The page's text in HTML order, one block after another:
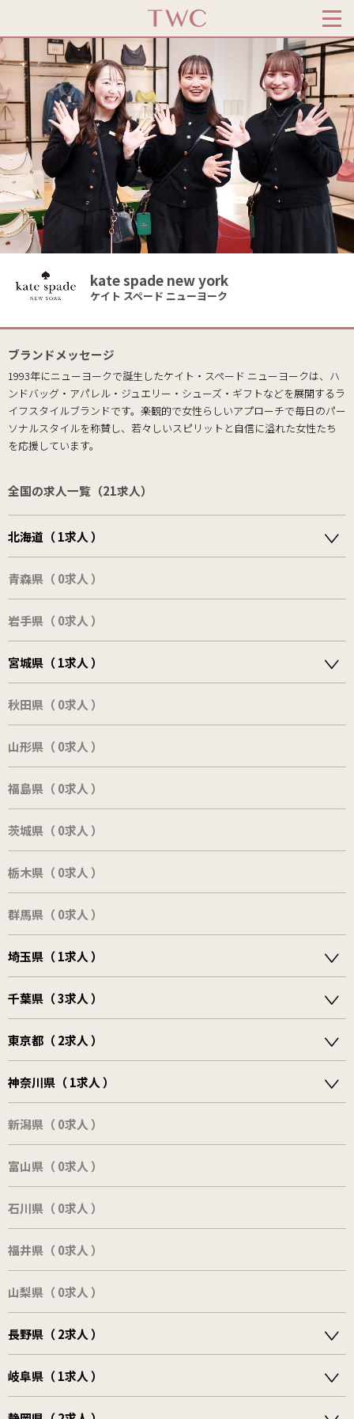
kate spade new york
ケイト スペード ニューヨーク
ブランドメッセージ
1993年にニューヨークで誕生したケイト・スペード ニューヨークは、ハ
ンドバッグ・アパレル・ジュエリー・シューズ・ギフトなどを展開するラ
イフスタイルブランドです。楽観的で女性らしいアプローチで毎日のパー
ソナルスタイルを称賛し、若々しいスピリットと自信に溢れた女性たち
を応援しています。
全国の求人一覧（21求人）
北海道（ 1求人 ）
青森県（ 0求人 ）
岩手県（ 0求人 ）
宮城県（ 1求人 ）
秋田県（ 0求人 ）
山形県（ 0求人 ）
福島県（ 0求人 ）
茨城県（ 0求人 ）
栃木県（ 0求人 ）
群馬県（ 0求人 ）
埼玉県（ 1求人 ）
千葉県（ 3求人 ）
東京都（ 2求人 ）
神奈川県（ 1求人 ）
新潟県（ 0求人 ）
富山県（ 0求人 ）
石川県（ 0求人 ）
福井県（ 0求人 ）
山梨県（ 0求人 ）
長野県（ 2求人 ）
岐阜県（ 1求人 ）